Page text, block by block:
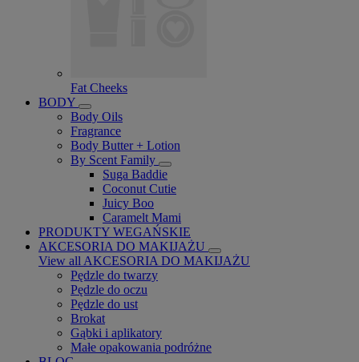
Fat Cheeks
BODY
Body Oils
Fragrance
Body Butter + Lotion
By Scent Family
Suga Baddie
Coconut Cutie
Juicy Boo
Caramelt Mami
PRODUKTY WEGAŃSKIE
AKCESORIA DO MAKIJAŻU
View all AKCESORIA DO MAKIJAŻU
Pędzle do twarzy
Pędzle do oczu
Pędzle do ust
Brokat
Gąbki i aplikatory
Małe opakowania podróżne